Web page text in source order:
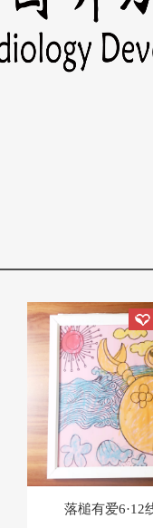
落槌有爱6·12